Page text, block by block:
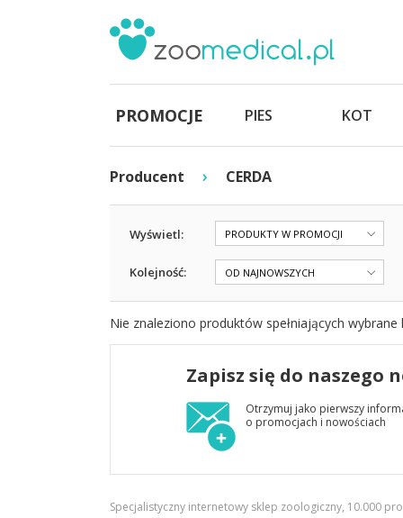
PROMOCJE PIES KOT
Producent › CERDA
Wyświetl: PRODUKTY W PROMOCJI
Kolejność: OD NAJNOWSZYCH
Nie znaleziono produktów spełniających wybrane
Zapisz się do naszego
Otrzymuj jako pierwszy
o promocjach i nowościach
Specjalistyczny internetowy sklep zoologiczny, 10.000